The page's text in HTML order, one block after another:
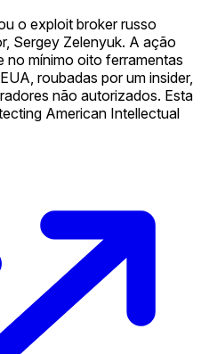
o exploit broker russo
Sergey Zelenyuk. A ação
no mínimo oito ferramentas
roubadas por um insider,
não autorizados. Esta
American Intellectual